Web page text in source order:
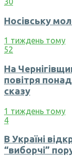
Носівську
1 тиждень тому
52
На
повітря
сказу
1 тиждень тому
4
В Україні
“виборчі”